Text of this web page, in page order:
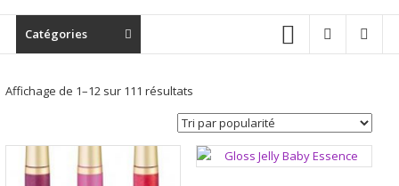
Catégories
Affichage de 1–12 sur 111 résultatsTrié
par
popularité